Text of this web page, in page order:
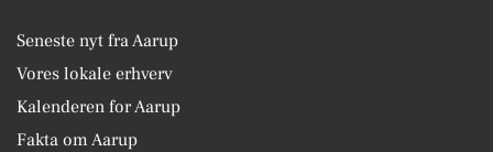
Seneste nyt fra Aarup
Vores lokale erhverv
Kalenderen for Aarup
Fakta om Aarup